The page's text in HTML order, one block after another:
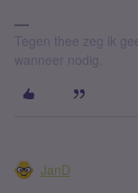
Tegen thee zeg ik
wanneer nodig.
JanD